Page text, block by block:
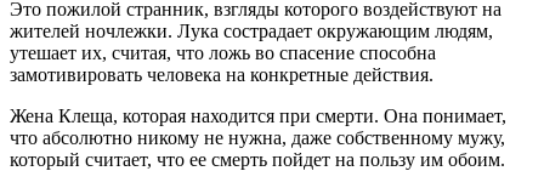
Это пожилой странник, взгляды которого воздействуют на
жителей ночлежки. Лука сострадает окружающим людям,
утешает их, считая, что ложь во спасение способна
замотивировать человека на конкретные действия.
Жена Клеща, которая находится при смерти. Она понимает,
что абсолютно никому не нужна, даже собственному мужу,
который считает, что ее смерть пойдет на пользу им обоим.